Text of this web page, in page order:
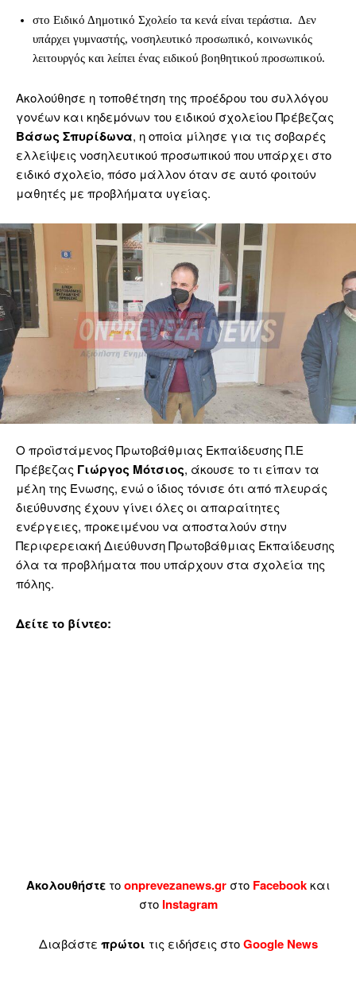
στο Ειδικό Δημοτικό Σχολείο τα κενά είναι τεράστια. Δεν
υπάρχει γυμναστής, νοσηλευτικό προσωπικό, κοινωνικός
λειτουργός και λείπει ένας ειδικού βοηθητικού προσωπικού.
Ακολούθησε η τοποθέτηση της προέδρου του συλλόγου
γονέων και κηδεμόνων του ειδικού σχολείου Πρέβεζας
Βάσως Σπυρίδωνα, η οποία μίλησε για τις σοβαρές
ελλείψεις νοσηλευτικού προσωπικού που υπάρχει στο
ειδικό σχολείο, πόσο μάλλον όταν σε αυτό φοιτούν
μαθητές με προβλήματα υγείας.
Ο προϊστάμενος Πρωτοβάθμιας Εκπαίδευσης Π.Ε
Πρέβεζας Γιώργος Μότσιος, άκουσε το τι είπαν τα
μέλη της Ένωσης, ενώ ο ίδιος τόνισε ότι από πλευράς
διεύθυνσης έχουν γίνει όλες οι απαραίτητες
ενέργειες, προκειμένου να αποσταλούν στην
Περιφερειακή Διεύθυνση Πρωτοβάθμιας Εκπαίδευσης
όλα τα προβλήματα που υπάρχουν στα σχολεία της
πόλης.
Δείτε το βίντεο:
Ακολουθήστε τοonprevezanews.gr στο Facebookκαι
στο Instagram
Διαβάστε πρώτοι τις ειδήσεις στο Google News